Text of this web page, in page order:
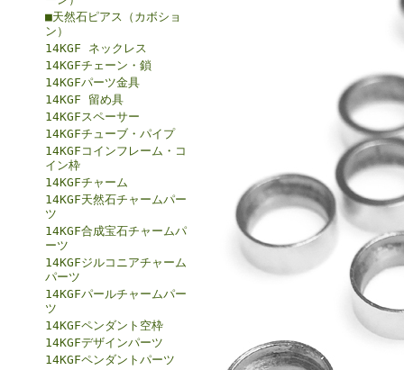
■天然石ピアス（カボショ
ン）
14KGF ネックレス
14KGFチェーン・鎖
14KGFパーツ金具
14KGF 留め具
14KGFスペーサー
14KGFチューブ・パイプ
14KGFコインフレーム・コ
イン枠
14KGFチャーム
14KGF天然石チャームパー
ツ
14KGF合成宝石チャームパ
ーツ
14KGFジルコニアチャーム
パーツ
14KGFパールチャームパー
ツ
14KGFペンダント空枠
14KGFデザインパーツ
14KGFペンダントパーツ